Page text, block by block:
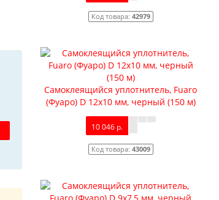
Код товара: 42979
Самоклеящийся уплотнитель, Fuaro
(Фуаро) D 12х10 мм, черный (150 м)
10 046 р.
Код товара: 43009